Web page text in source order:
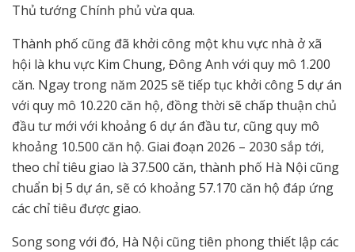
Thủ tướng Chính phủ vừa qua.
Thành phố cũng đã khởi công một khu vực nhà ở xã
hội là khu vực Kim Chung, Đông Anh với quy mô 1.200
căn. Ngay trong năm 2025 sẽ tiếp tục khởi công 5 dự án
với quy mô 10.220 căn hộ, đồng thời sẽ chấp thuận chủ
đầu tư mới với khoảng 6 dự án đầu tư, cũng quy mô
khoảng 10.500 căn hộ. Giai đoạn 2026 – 2030 sắp tới,
theo chỉ tiêu giao là 37.500 căn, thành phố Hà Nội cũng
chuẩn bị 5 dự án, sẽ có khoảng 57.170 căn hộ đáp ứng
các chỉ tiêu được giao.
Song song với đó, Hà Nội cũng tiên phong thiết lập các